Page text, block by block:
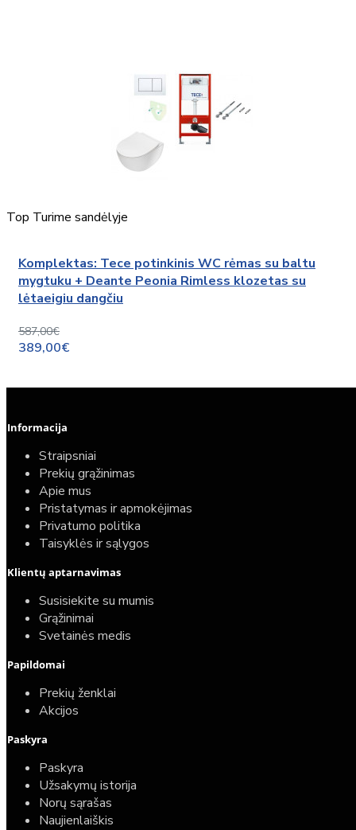
Top Turime sandėlyje
Komplektas: Tece potinkinis WC rėmas su baltu
mygtuku + Deante Peonia Rimless klozetas su
lėtaeigiu dangčiu
587,00€
389,00€
Informacija
Straipsniai
Prekių grąžinimas
Apie mus
Pristatymas ir apmokėjimas
Privatumo politika
Taisyklės ir sąlygos
Klientų aptarnavimas
Susisiekite su mumis
Grąžinimai
Svetainės medis
Papildomai
Prekių ženklai
Akcijos
Paskyra
Paskyra
Užsakymų istorija
Norų sąrašas
Naujienlaiškis